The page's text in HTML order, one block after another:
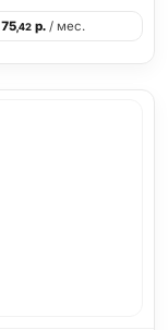
75,42 р. / мес.